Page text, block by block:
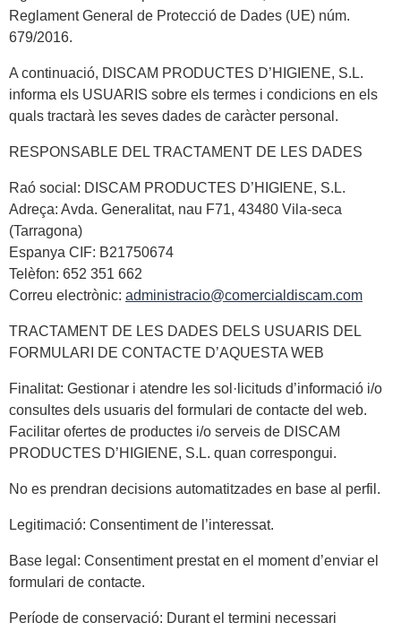
Reglament General de Protecció de Dades (UE) núm.
679/2016.
A continuació, DISCAM PRODUCTES D’HIGIENE, S.L.
informa els USUARIS sobre els termes i condicions en els
quals tractarà les seves dades de caràcter personal.
RESPONSABLE DEL TRACTAMENT DE LES DADES
Raó social: DISCAM PRODUCTES D’HIGIENE, S.L.
Adreça: Avda. Generalitat, nau F71, 43480 Vila-seca
(Tarragona)
Espanya CIF: B21750674
Telèfon: 652 351 662
Correu electrònic: administracio@comercialdiscam.com
TRACTAMENT DE LES DADES DELS USUARIS DEL
FORMULARI DE CONTACTE D’AQUESTA WEB
Finalitat: Gestionar i atendre les sol·licituds d’informació i/o
consultes dels usuaris del formulari de contacte del web.
Facilitar ofertes de productes i/o serveis de DISCAM
PRODUCTES D’HIGIENE, S.L. quan correspongui.
No es prendran decisions automatitzades en base al perfil.
Legitimació: Consentiment de l’interessat.
Base legal: Consentiment prestat en el moment d’enviar el
formulari de contacte.
Període de conservació: Durant el termini necessari